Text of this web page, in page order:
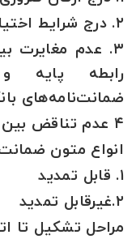
۲. درج شرایط اختیاری
۳. عدم مغایرت
رابطه پایه
ضمانت‌نامه‌های
۴ عدم تناقض بین مندرجات متن ضمانت‌نامه
انواع متون
۱. قابل تمدید
۲.غیرقابل تمدید
مراحل تشکیل تا